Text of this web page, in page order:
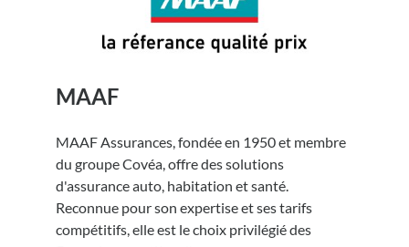
MAAF
MAAF Assurances, fondée en 1950 et membre
du groupe Covéa, offre des solutions
d'assurance auto, habitation et santé.
Reconnue pour son expertise et ses tarifs
compétitifs, elle est le choix privilégié des